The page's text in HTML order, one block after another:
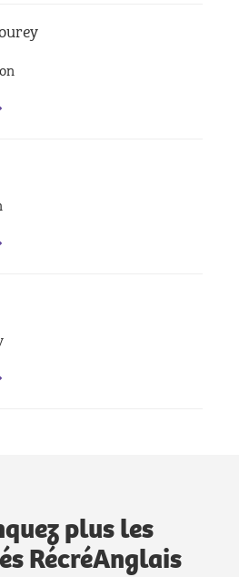
plus les
RécréAnglais